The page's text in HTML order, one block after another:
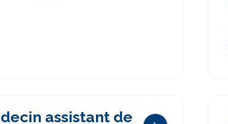
assistant de